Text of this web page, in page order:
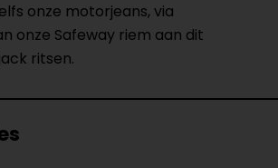
onze motorjeans, via
onze Safeway riem aan dit
ritsen.